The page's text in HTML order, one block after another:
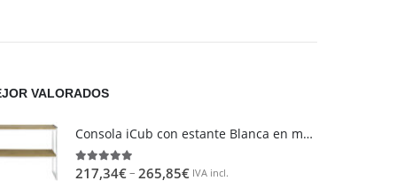
VALORADOS
Consola iCub con estante Blanca en madera maciza de pino acabado vintage estilo industrial Box Furniture
5.00 out of 5
217,34€– 265,85€ IVA incl.
¿Tienes un taller y quieres